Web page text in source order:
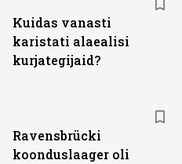
Kuidas vanasti
karistati alaealisi
kurjategijaid?
Ravensbrücki
koonduslaager oli